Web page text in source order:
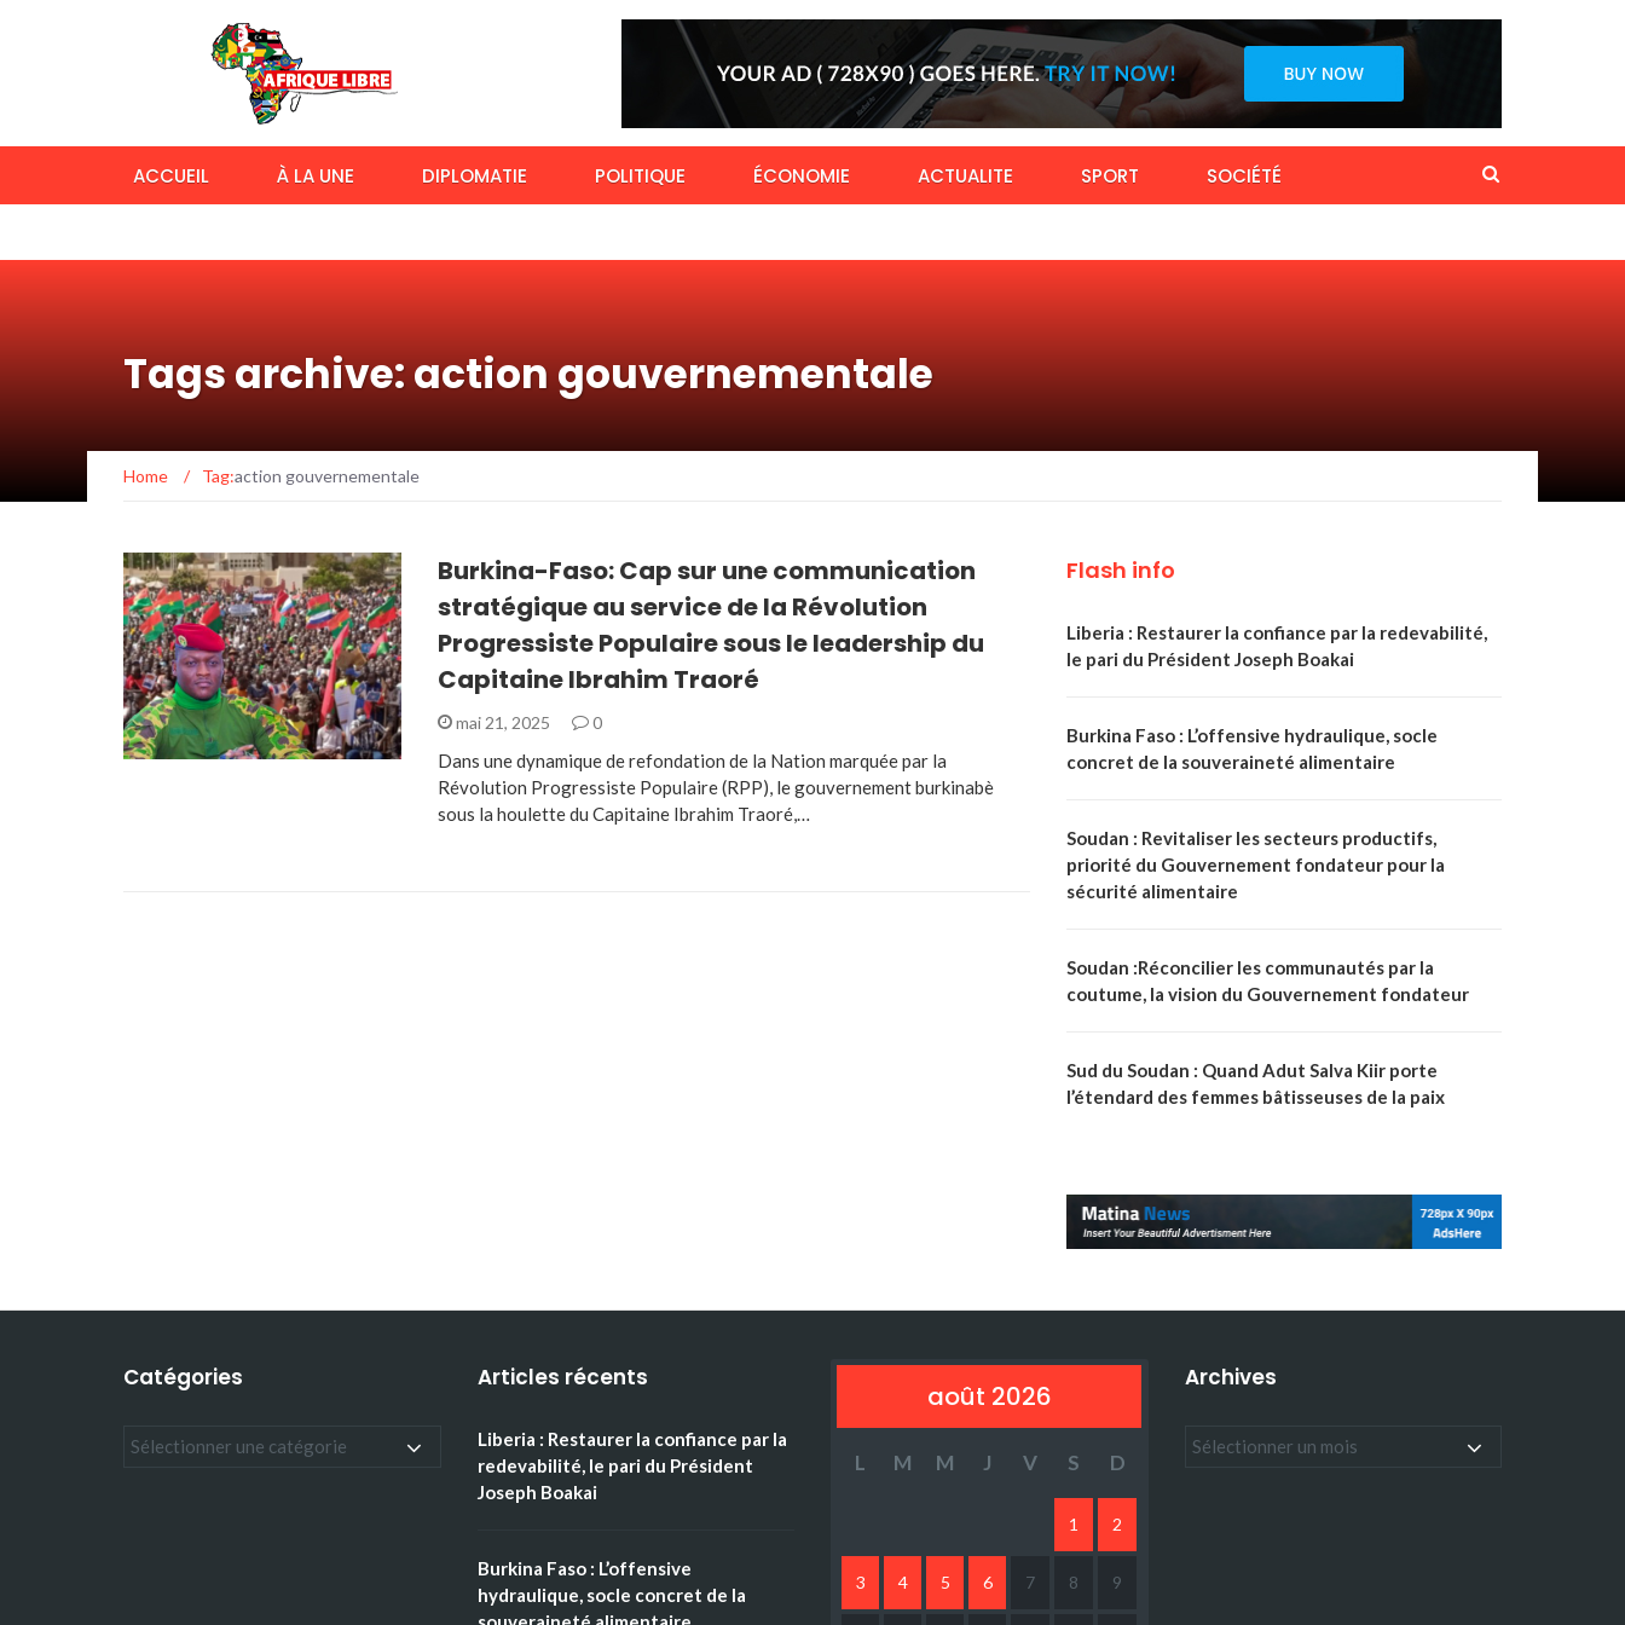
ACCUEIL À LA UNE DIPLOMATIE POLITIQUE ÉCONOMIE ACTUALITE SPORT SOCIÉTÉ
Tags archive: action gouvernementale
Home / Tag:action gouvernementale
Burkina-Faso: Cap sur une communication
stratégique au service de la Révolution
Progressiste Populaire sous le leadership du
Capitaine Ibrahim Traoré
mai 21, 2025 0
Dans une dynamique de refondation de la Nation marquée par la
Révolution Progressiste Populaire (RPP), le gouvernement burkinabè
sous la houlette du Capitaine Ibrahim Traoré,…
Flash info
Liberia : Restaurer la confiance par la redevabilité,
le pari du Président Joseph Boakai
Burkina Faso : L’offensive hydraulique, socle
concret de la souveraineté alimentaire
Soudan : Revitaliser les secteurs productifs,
priorité du Gouvernement fondateur pour la
sécurité alimentaire
Soudan :Réconcilier les communautés par la
coutume, la vision du Gouvernement fondateur
Sud du Soudan : Quand Adut Salva Kiir porte
l’étendard des femmes bâtisseuses de la paix
Catégories Articles récents
Liberia : Restaurer la confiance par la
redevabilité, le pari du Président
Joseph Boakai
Burkina Faso : L’offensive
hydraulique, socle concret de la
août 2026
L M M J V S D
1 2
3 4 5 6 7 8 9
Archives